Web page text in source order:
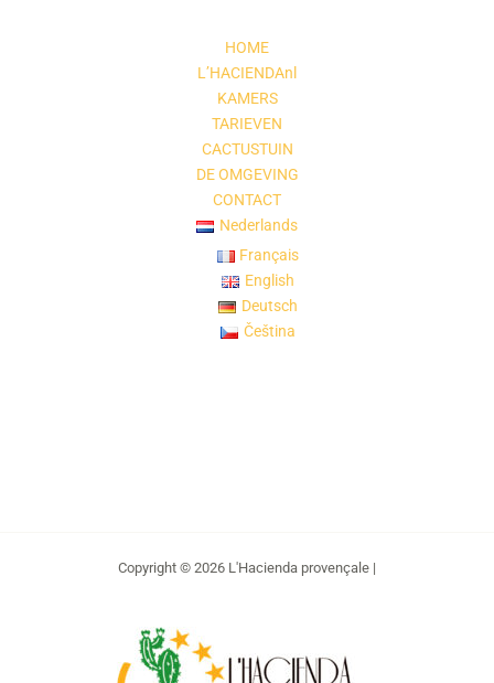
HOME
L’HACIENDAnl
KAMERS
TARIEVEN
CACTUSTUIN
DE OMGEVING
CONTACT
Nederlands
Français
English
Deutsch
Čeština
Copyright © 2026 L'Hacienda provençale |